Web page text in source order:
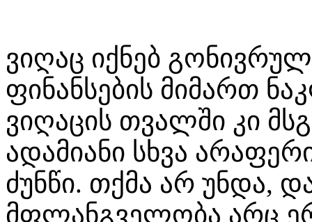
ვიღაც იქნებ
ფინანსების მიმართ
ვიღაცის თვალში კი
ადამიანი სხვა
ძუნწი. თქმა არ უნდა,
მფლანგველობა არც